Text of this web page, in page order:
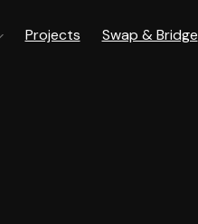
Projects Swap & Bridge